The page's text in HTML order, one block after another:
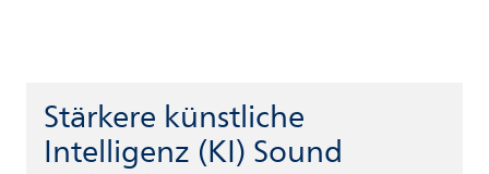
Stärkere künstliche
Intelligenz (KI) Sound